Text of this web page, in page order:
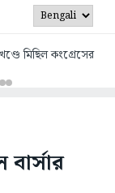
মিছিল কংগ্রেসের